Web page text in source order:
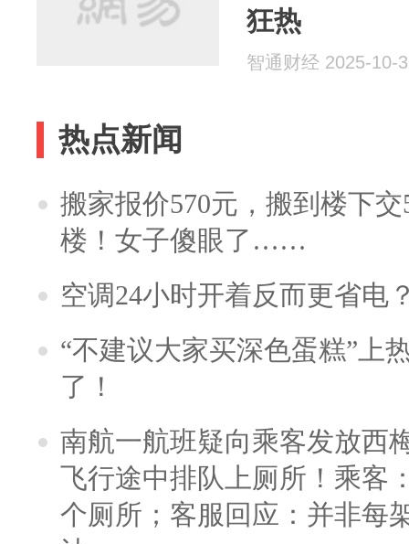
狂热
智通财经 2025-10-
热点新闻
搬家报价570元，搬到楼下
楼！女子傻眼了……
空调24小时开着反而更省电
“不建议大家买深色蛋糕”上
了！
南航一航班疑向乘客发放西
飞行途中排队上厕所！乘客
个厕所；客服回应：并非每